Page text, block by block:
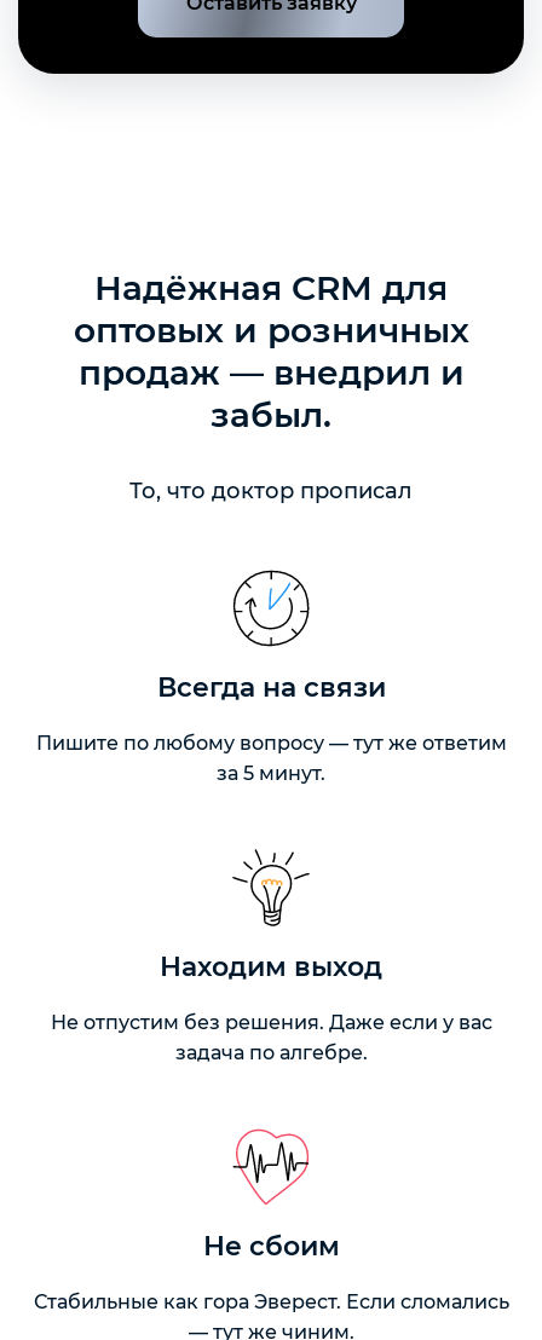
Надёжная CRM для
оптовых и розничных
продаж — внедрил и
забыл.
То, что доктор прописал
Всегда на связи
Пишите по любому вопросу — тут же ответим
за 5 минут.
Находим выход
Не отпустим без решения. Даже если у вас
задача по алгебре.
Не сбоим
Стабильные как гора Эверест. Если сломались
— тут же чиним.